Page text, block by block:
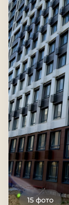
15 фото